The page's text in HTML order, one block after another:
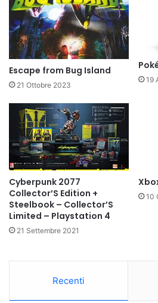
Escape from Bug Island
21 Ottobre 2023
19
Cyberpunk 2077
Collector’S Edition +
Steelbook – Collector’S
Limited – Playstation 4
21 Settembre 2021
10
Recenti